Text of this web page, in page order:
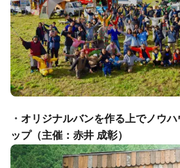
・ オリジナルバンを作る上でノウ
ップ（主催：赤井 成彰）